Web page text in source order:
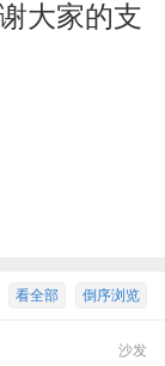
大家的支
倒序浏览
看全部
沙发